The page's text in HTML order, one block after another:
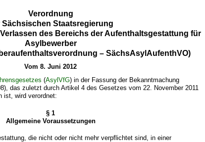
Verordnung
Sächsischen Staatsregierung
des Bereichs der Aufenthaltsgestattung für
Asylbewerber
– SächsAsylAufenthVO)
Vom 8. Juni 2012
(AsylVfG) in der Fassung der Bekanntmachung
das zuletzt durch Artikel 4 des Gesetzes vom 22. November 2011
ist, wird verordnet:
§ 1
Allgemeine Voraussetzungen
die nicht oder nicht mehr verpflichtet sind, in einer